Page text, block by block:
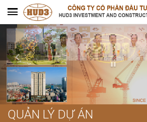
QUẢN LÝ DỰ ÁN